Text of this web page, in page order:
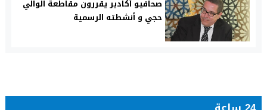
صحافيو أكادير يقررون مقاطعة الوالي
حجي و أنشطته الرسمية